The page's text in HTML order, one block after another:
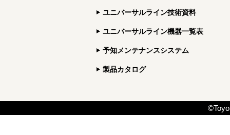
ユニバーサルライン技術資料
ユニバーサルライン機器一覧表
予知メンテナンスシステム
製品カタログ